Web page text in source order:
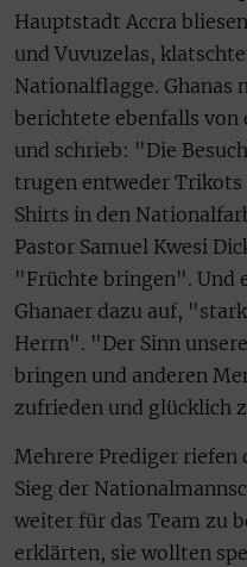
Hauptstadt Accra
und Vuvuzelas,
Nationalflagge. Ghanas
berichtete ebenfalls von
und schrieb: "Die
trugen entweder Trikots
Shirts in den
Pastor Samuel Kwesi
"Früchte bringen". Und
Ghanaer dazu auf,
Herrn". "Der Sinn
bringen und anderen
zufrieden und glücklich
Mehrere Prediger riefen
Sieg der
weiter für das Team zu
erklärten, sie wollten